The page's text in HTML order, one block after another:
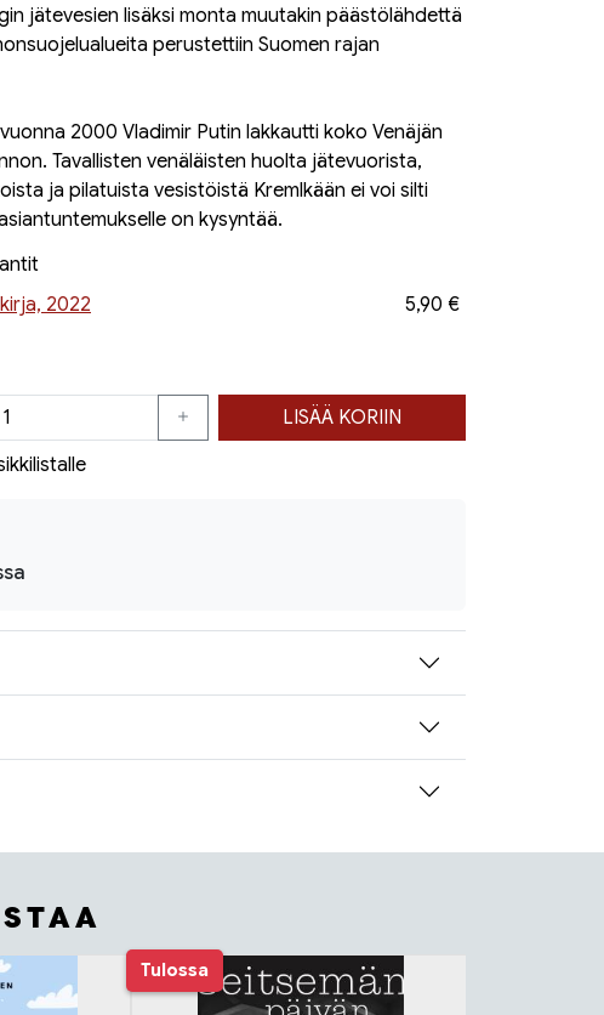
jätevesien lisäksi monta muutakin päästölähdettä
perustettiin Suomen rajan
2000 Vladimir Putin lakkautti koko Venäjän
Tavallisten venäläisten huolta jätevuorista,
ja pilatuista vesistöistä Kremlkään ei voi silti
on kysyntää.
2022
5,90 €
LISÄÄ KORIIN
Tulossa